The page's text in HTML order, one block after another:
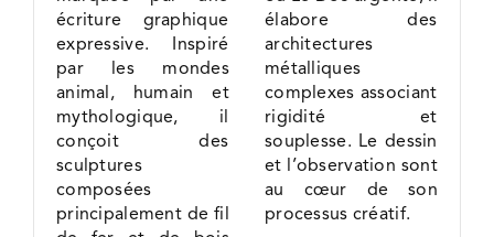
écriture graphique
expressive. Inspiré
par les mondes
animal, humain et
mythologique, il
conçoit des
sculptures
composées
principalement de fil
élabore des
architectures
métalliques
complexes associant
rigidité et
souplesse. Le dessin
et l’observation sont
au cœur de son
processus créatif.